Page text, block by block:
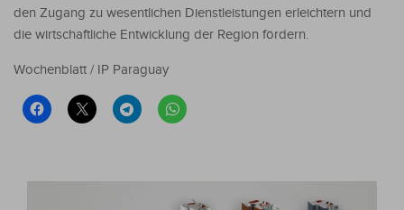
den Zugang zu wesentlichen Dienstleistungen erleichtern und
die wirtschaftliche Entwicklung der Region fördern.
Wochenblatt / IP Paraguay